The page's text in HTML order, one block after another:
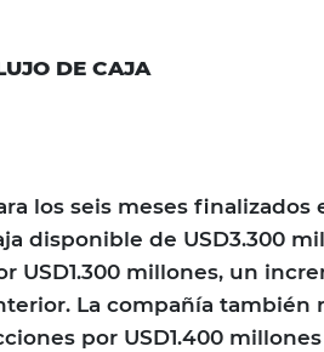
DE CAJA
los seis meses
disponible de USD3.300
USD1.300 millones, un
La compañía también
por USD1.400